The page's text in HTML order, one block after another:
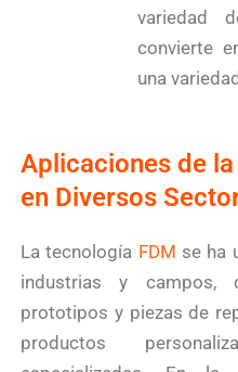
variedad
convierte
una
Aplicaciones de
en Diversos
La tecnología FDM se ha
industrias y campos,
prototipos y piezas de
productos